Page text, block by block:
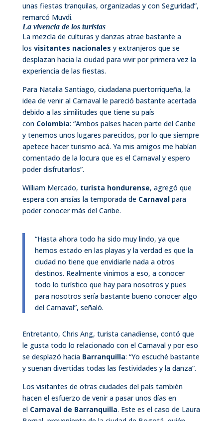
unas fiestas tranquilas, organizadas y con Seguridad”,
remarcó Muvdi.
La vivencia de los turistas
La mezcla de culturas y danzas atrae bastante a
los visitantes nacionales y extranjeros que se
desplazan hacia la ciudad para vivir por primera vez la
experiencia de las fiestas.
Para Natalia Santiago, ciudadana puertorriqueña, la
idea de venir al Carnaval le pareció bastante acertada
debido a las similitudes que tiene su país
con Colombia: “Ambos países hacen parte del Caribe
y tenemos unos lugares parecidos, por lo que siempre
apetece hacer turismo acá. Ya mis amigos me habían
comentado de la locura que es el Carnaval y espero
poder disfrutarlos”.
William Mercado, turista hondurense, agregó que
espera con ansías la temporada de Carnaval para
poder conocer más del Caribe.
“Hasta ahora todo ha sido muy lindo, ya que
hemos estado en las playas y la verdad es que la
ciudad no tiene que envidiarle nada a otros
destinos. Realmente vinimos a eso, a conocer
todo lo turístico que hay para nosotros y pues
para nosotros sería bastante bueno conocer algo
del Carnaval”, señaló.
Entretanto, Chris Ang, turista canadiense, contó que
le gusta todo lo relacionado con el Carnaval y por eso
se desplazó hacia Barranquilla: “Yo escuché bastante
y suenan divertidas todas las festividades y la danza”.
Los visitantes de otras ciudades del país también
hacen el esfuerzo de venir a pasar unos días en
elCarnaval de Barranquilla. Este es el caso de Laura